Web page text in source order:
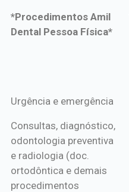
*Procedimentos Amil
Dental Pessoa Física*
*Procedimentos Amil
Urgência e emergência
Consultas, diagnóstico,
odontologia preventiva
e radiologia (doc.
ortodôntica e demais
procedimentos